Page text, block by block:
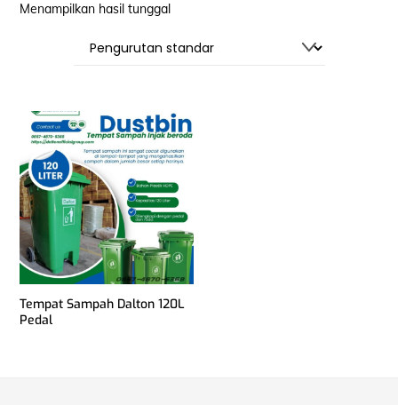
Menampilkan hasil tunggal
Tempat Sampah Dalton 120L
Pedal